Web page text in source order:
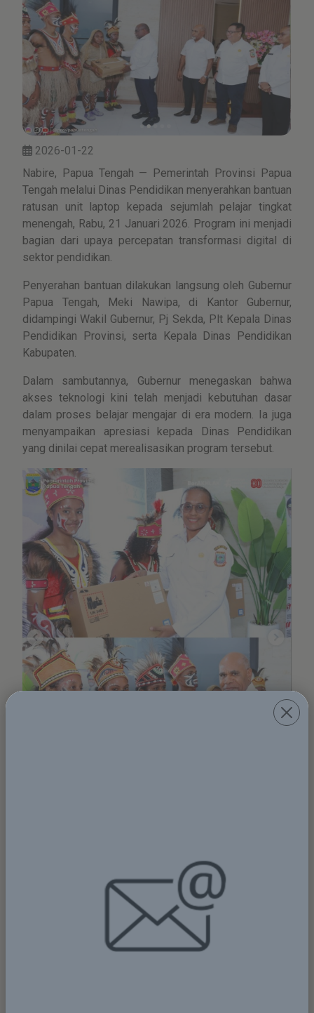
2026-01-22
Nabire, Papua Tengah — Pemerintah Provinsi Papua
Tengah melalui Dinas Pendidikan menyerahkan bantuan
ratusan unit laptop kepada sejumlah pelajar tingkat
menengah, Rabu, 21 Januari 2026. Program ini menjadi
bagian dari upaya percepatan transformasi digital di
sektor pendidikan.
Penyerahan bantuan dilakukan langsung oleh Gubernur
Papua Tengah, Meki Nawipa, di Kantor Gubernur,
didampingi Wakil Gubernur, Pj Sekda, Plt Kepala Dinas
Pendidikan Provinsi, serta Kepala Dinas Pendidikan
Kabupaten.
Dalam sambutannya, Gubernur menegaskan bahwa
akses teknologi kini telah menjadi kebutuhan dasar
dalam proses belajar mengajar di era modern. Ia juga
menyampaikan apresiasi kepada Dinas Pendidikan
yang dinilai cepat merealisasikan program tersebut.
September lalu, akan bagikan laptop untuk pelajar,
terwujud hari ini,” ujar Meki Nawipa.
Menurutnya, pembagian laptop tidak hanya dilakukan di
Nabire, tetapi akan menjangkau sejumlah kabupaten di
wilayah Papua Tengah. Bantuan juga direncanakan
berlanjut untuk jenjang pendidikan lain.